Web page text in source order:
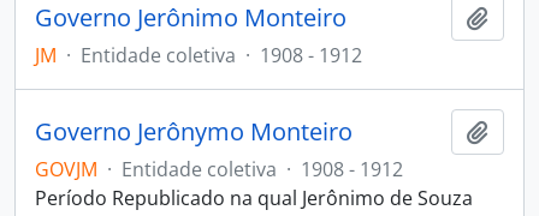
Governo Jerônimo Monteiro
JM · Entidade coletiva · 1908 - 1912
Governo Jerônymo Monteiro
GOVJM · Entidade coletiva · 1908 - 1912
Período Republicado na qual Jerônimo de Souza